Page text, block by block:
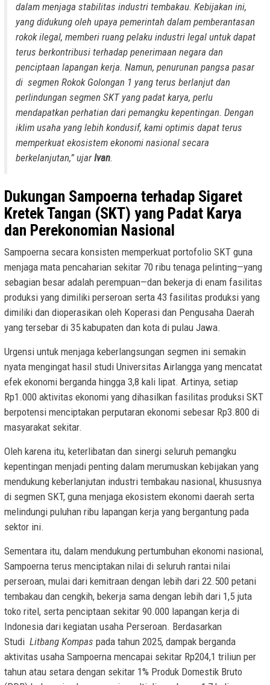
dalam menjaga stabilitas industri tembakau. Kebijakan ini,
yang didukung oleh upaya pemerintah dalam pemberantasan
rokok ilegal, memberi ruang pelaku industri legal untuk dapat
terus berkontribusi terhadap penerimaan negara dan
penciptaan lapangan kerja. Namun, penurunan pangsa pasar
di segmen Rokok Golongan 1 yang terus berlanjut dan
perlindungan segmen SKT yang padat karya, perlu
mendapatkan perhatian dari pemangku kepentingan. Dengan
iklim usaha yang lebih kondusif, kami optimis dapat terus
memperkuat ekosistem ekonomi nasional secara
berkelanjutan,” ujarIvan.
Dukungan Sampoerna terhadap Sigaret
Kretek Tangan (SKT) yang Padat Karya
dan Perekonomian Nasional
Sampoerna secara konsisten memperkuat portofolio SKT guna
menjaga mata pencaharian sekitar 70 ribu tenaga pelinting—yang
sebagian besar adalah perempuan—dan bekerja di enam fasilitas
produksi yang dimiliki perseroan serta 43 fasilitas produksi yang
dimiliki dan dioperasikan oleh Koperasi dan Pengusaha Daerah
yang tersebar di 35 kabupaten dan kota di pulau Jawa.
Urgensi untuk menjaga keberlangsungan segmen ini semakin
nyata mengingat hasil studi Universitas Airlangga yang mencatat
efek ekonomi berganda hingga 3,8 kali lipat. Artinya, setiap
Rp1.000 aktivitas ekonomi yang dihasilkan fasilitas produksi SKT
berpotensi menciptakan perputaran ekonomi sebesar Rp3.800 di
masyarakat sekitar.
Oleh karena itu, keterlibatan dan sinergi seluruh pemangku
kepentingan menjadi penting dalam merumuskan kebijakan yang
mendukung keberlanjutan industri tembakau nasional, khususnya
di segmen SKT, guna menjaga ekosistem ekonomi daerah serta
melindungi puluhan ribu lapangan kerja yang bergantung pada
sektor ini.
Sementara itu, dalam mendukung pertumbuhan ekonomi nasional,
Sampoerna terus menciptakan nilai di seluruh rantai nilai
perseroan, mulai dari kemitraan dengan lebih dari 22.500 petani
tembakau dan cengkih, bekerja sama dengan lebih dari 1,5 juta
toko ritel, serta penciptaan sekitar 90.000 lapangan kerja di
Indonesia dari kegiatan usaha Perseroan. Berdasarkan
Studi Litbang Kompas pada tahun 2025, dampak berganda
aktivitas usaha Sampoerna mencapai sekitar Rp204,1 triliun per
tahun atau setara dengan sekitar 1% Produk Domestik Bruto